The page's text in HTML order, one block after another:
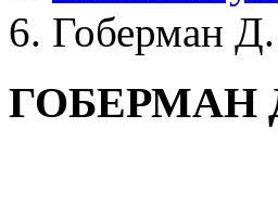
Гоберман
ГОБЕРМАН